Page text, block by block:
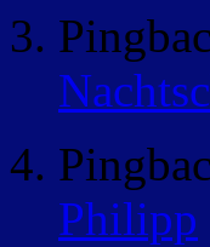
Philipp